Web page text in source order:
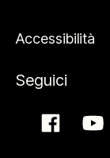
Accessibilità
Seguici